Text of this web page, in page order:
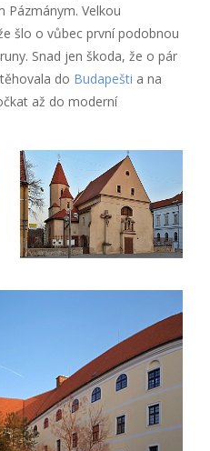
Pázmánym. Velkou
šlo o vůbec první podobnou
Snad jen škoda, že o pár
do Budapešti a na
až do moderní